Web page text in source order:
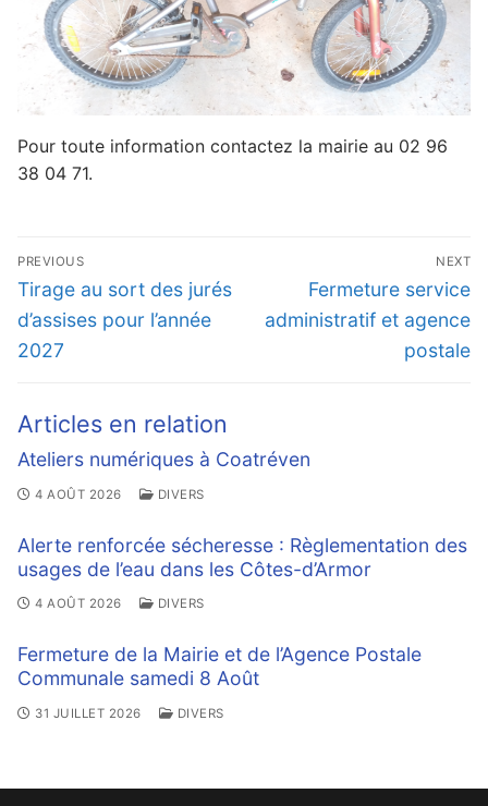
Pour toute information contactez la mairie au 02 96
38 04 71.
Navigation
de
l’article
PREVIOUS
Previous
post:
Tirage au sort des jurés
d’assises pour l’année
2027
NEXT
Next
post:
Fermeture service
administratif et agence
postale
Articles en relation
Ateliers numériques à Coatréven
4 AOÛT 2026 DIVERS
Alerte renforcée sécheresse : Règlementation des
usages de l’eau dans les Côtes-d’Armor
4 AOÛT 2026 DIVERS
Fermeture de la Mairie et de l’Agence Postale
Communale samedi 8 Août
31 JUILLET 2026 DIVERS